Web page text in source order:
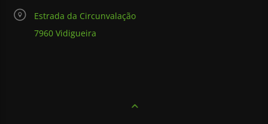
Estrada da Circunvalação
7960 Vidigueira